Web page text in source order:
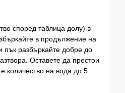
според таблица долу) в
в продължение на
пък разбъркайте добре до
Оставете да престои
количество на вода до 5